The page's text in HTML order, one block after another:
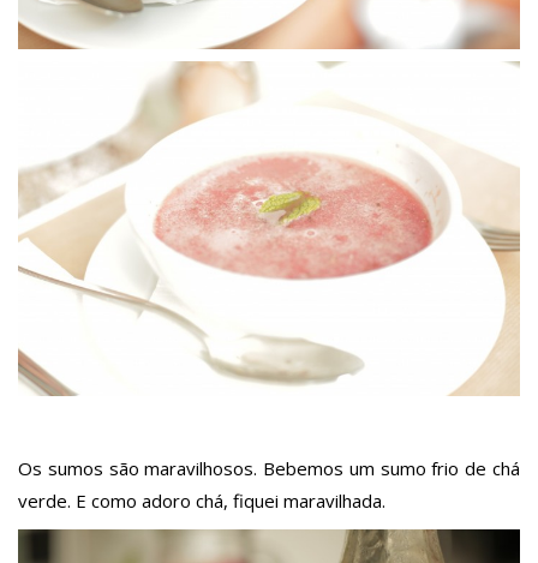
Os sumos são maravilhosos. Bebemos um sumo frio de chá
verde. E como adoro chá, fiquei maravilhada.